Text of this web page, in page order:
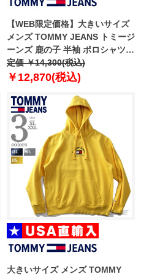
【WEB限定価格】大きいサイズ
メンズ TOMMY JEANS トミージ
ーンズ 鹿の子 半袖 ポロシャツ
USA直輸入 dm0dm10326
定価 ￥14,300(税込)
￥12,870(税込)
大きいサイズ メンズ TOMMY